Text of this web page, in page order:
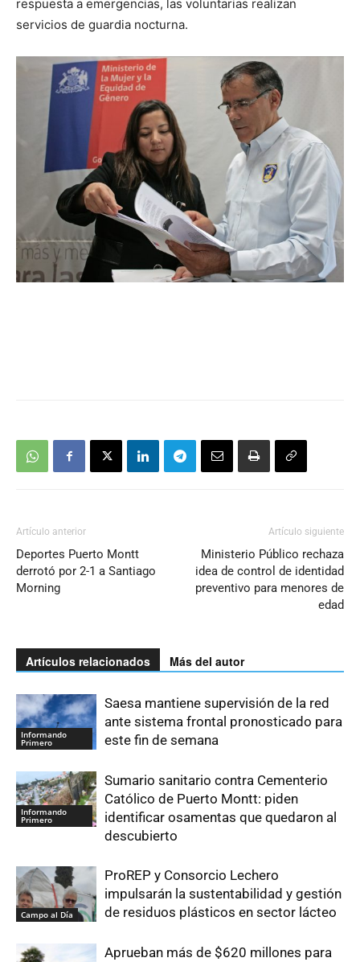
respuesta a emergencias, las voluntarias realizan
servicios de guardia nocturna.
Artículo anterior
Deportes Puerto Montt
derrotó por 2-1 a Santiago
Morning
Artículo siguiente
Ministerio Público rechaza
idea de control de identidad
preventivo para menores de
edad
Artículos relacionados Más del autor
Informando
Primero
Saesa mantiene supervisión de la red
ante sistema frontal pronosticado para
este fin de semana
Informando
Primero
Sumario sanitario contra Cementerio
Católico de Puerto Montt: piden
identificar osamentas que quedaron al
descubierto
Campo al Día
ProREP y Consorcio Lechero
impulsarán la sustentabilidad y gestión
de residuos plásticos en sector lácteo
Aprueban más de $620 millones para